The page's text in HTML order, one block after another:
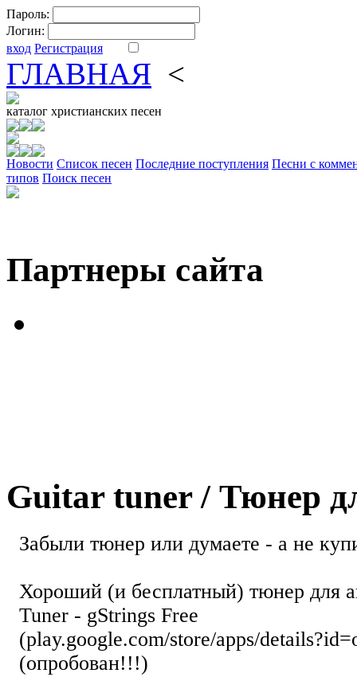
Пароль:
Логин:
вход Регистрация
ГЛАВНАЯ <
каталог христианских песен
Новости Cписок песен Последние поступления Песни с
типов Поиск песен
Партнеры сайта
Guitar tuner / Тюнер
Забыли тюнер или думаете - а не
Хороший (и бесплатный) тюнер для
Tuner - gStrings Free
(play.google.com/store/apps/
(опробован!!!)